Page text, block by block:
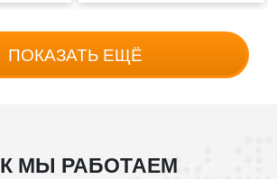
ПОКАЗАТЬ ЕЩЁ
МЫ РАБОТАЕМ